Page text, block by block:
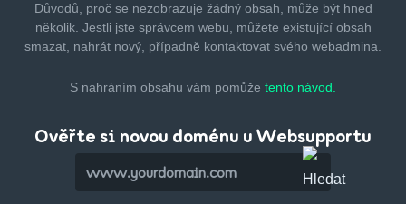
Důvodů, proč se nezobrazuje žádný obsah, může být hned
několik. Jestli jste správcem webu, můžete existující obsah
smazat, nahrát nový, případně kontaktovat svého webadmina.
S nahráním obsahu vám pomůže tento návod.
Ověřte si novou doménu u Websupportu